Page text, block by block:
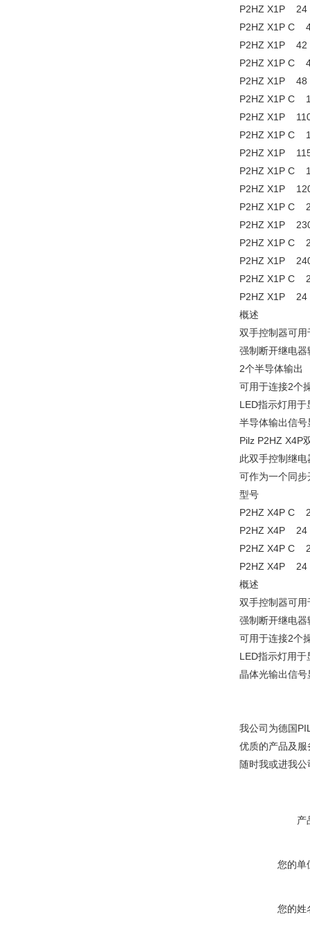
P2HZ X1P
P2HZ X1P C
P2HZ X1P
P2HZ X1P C
P2HZ X1P
P2HZ X1P C
P2HZ X1P
P2HZ X1P C
P2HZ X1P
P2HZ X1P C
P2HZ X1P
P2HZ X1P C
P2HZ X1P
P2HZ X1P C
P2HZ X1P
P2HZ X1P C
P2HZ X1P
概述
双手控制器可
强制断开继电
2个半导体输出
可用于连接2个
LED指示灯用
半导体输出信
Pilz P2HZ X4P
此双手控制继
可作为一个同
型号
P2HZ X4P C
P2HZ X4P
P2HZ X4P C
P2HZ X4P
概述
双手控制器可
强制断开继电
可用于连接2个
LED指示灯用
晶体光输出信
我公司为德国
优质的产品及
随时我或进我
产
您的单
您的姓